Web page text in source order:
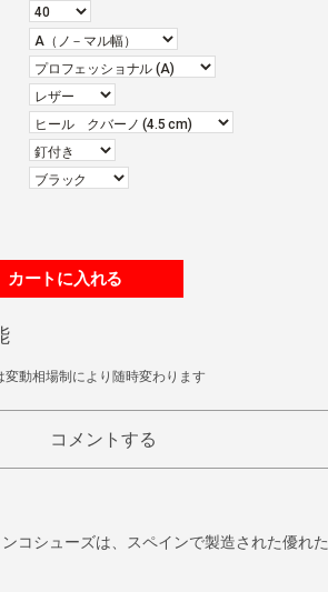
カートに入れる
変動相場制により随時変わります
コメントする
コシューズは、スペインで製造された優れた